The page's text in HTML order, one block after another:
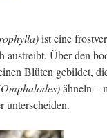
ist eine
Über den
Blüten gebildet,
ähneln –
unterscheiden.